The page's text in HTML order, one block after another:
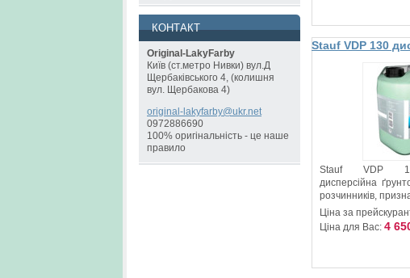
Stauf VDP 130
Stauf VDP
дисперсійна
розчинників,
Ціна за
Ціна для Вас: 4
КОНТАКТ
Original-LakyFarby
Київ (ст.метро Нивки) вул.Д
Щербаківського 4, (колишня
вул. Щербакова 4)
original -lakyfarby@ukr.net
0972886690
100% оригінальність - це наше
правило